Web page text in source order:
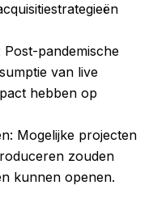
pandemische
van live
hebben op
Mogelijke projecten
zouden
kunnen openen.